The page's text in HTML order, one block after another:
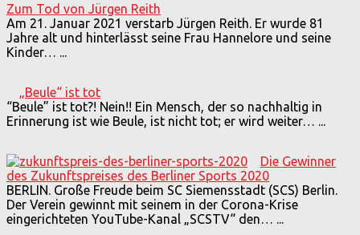
Zum Tod von Jürgen Reith
Am 21. Januar 2021 verstarb Jürgen Reith. Er wurde 81
Jahre alt und hinterlässt seine Frau Hannelore und seine
Kinder… ...
„Beule“ ist tot
“Beule” ist tot?! Nein!! Ein Mensch, der so nachhaltig in
Erinnerung ist wie Beule, ist nicht tot; er wird weiter… ...
Die Gewinner
des Zukunftspreises des Berliner Sports 2020
BERLIN. Große Freude beim SC Siemensstadt (SCS) Berlin.
Der Verein gewinnt mit seinem in der Corona-Krise
eingerichteten YouTube-Kanal „SCSTV“ den… ...